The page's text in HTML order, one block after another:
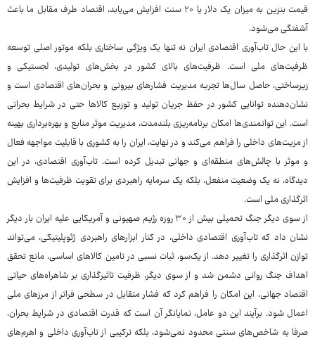
قیمت بنزین به میزان یک دلار یا ۲۰ سنت افزایش می‌یابد، اقتصاد طرف مقابل ما باعث
آشفتگی می‌شود.
با این حال تاب‌آوری اقتصادی ایران نه تنها یک ویژگی ساختاری بلکه موتور اصلی توسعه
ظرفیت‌های ملی است. ظرفیت‌های بالای کشور در بخش‌های تولیدی، لجستیکی و
زیرساختی، حاصل سال‌ها تجربه مدیریت فشارهای بیرونی و بحران‌های اقتصادی است و
نشان‌دهنده توانایی کشور در حفظ جریان تولید و توزیع کالاها حتی در شرایط بحرانی
است. این توانمندی‌ها امکان برنامه‌ریزی بلندمدت، مدیریت موثر منابع و بهره‌برداری بهینه
از مزیت‌های داخلی را فراهم می‌کند و در نهایت، ایران را به کشوری با قابلیت مواجهه فعال
و موثر با چالش‌های منطقه‌ای و جهانی تبدیل کرده است. تاب‌آوری اقتصادی، در این
دیدگاه، نه یک وضعیت منفعل، بلکه یک سرمایه راهبردی برای تقویت ظرفیت‌ها و افزایش
اثرگذاری ملی است.
از سوی دیگر جنگ تحمیلی بیش از ۳۰ روزه رژیم صهیونی و آمریکایی علیه ایران بار دیگر
نشان داد که تاب‌آوری اقتصادی داخلی، در کنار ابزارهای راهبردی ژئوپلیتیکی، می‌تواند
توازن اثرگذاری را تغییر دهد. از یک‌سو، ثبات نسبی در تامین کالاهای اساسی، مانع تحقق
اهداف جنگ روانی دشمن شد و از سوی دیگر، ظرفیت تاثیرگذاری بر شاهراه‌های حیاتی
اقتصاد جهانی، این امکان را فراهم کرد که فشار متقابل در سطحی فراتر از مرزهای ملی
اعمال شود. برآیند این دو عامل، نمایانگر آن است که قدرت اقتصادی در شرایط بحران،
صرفا به شاخص‌های سنتی محدود نمی‌شود، بلکه ترکیبی از تاب‌آوری داخلی و اهرم‌های